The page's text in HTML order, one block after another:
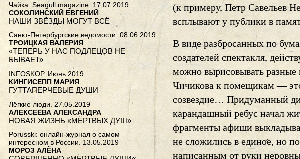
(к примеру, Петр Савельев
всплывают у публики в
В виде разбросанных по
создателей спектакля,
можно вырисовывать разные
Чичикова к помещикам —
созвездие… Придуманный
карандашный ребус начал
фрагменты афиши
не сложились в единое, но
написанным от руки
Чайка: Seagull magazine. 17.07.2019
СОКОЛИНСКИЙ ЕВГЕНИЙ
НАШИ ЗВЁЗДЫ МОГУТ ВСЁ
Санкт-Петербургские ведомости. 08.06.2019
ТРОИЦКАЯ ВАЛЕРИЯ
«ТЕПЕРЬ У НАС ПОДЛЕЦОВ НЕ
БЫВАЕТ»
INFOSKOP. Июнь 2019
КИНГИСЕПП МАРИЯ
ГУТТАПЕРЧЕВЫЕ ДУШИ
Лёгкие люди. 27.05.2019
АЛЕКСЕЕВА АЛЕКСАНДРА
НОВАЯ ЖИЗНЬ «МЁРТВЫХ ДУШ»
Porusski: онлайн-журнал о самом
интересном в России. 13.05.2019
МОРОЗ АЛЁНА